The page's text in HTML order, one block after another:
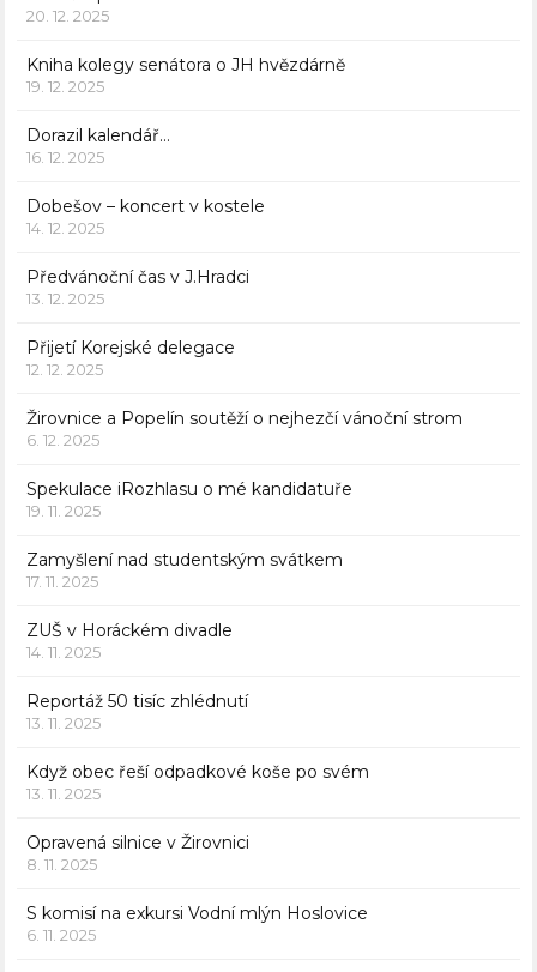
20. 12. 2025
Kniha kolegy senátora o JH hvězdárně
19. 12. 2025
Dorazil kalendář…
16. 12. 2025
Dobešov – koncert v kostele
14. 12. 2025
Předvánoční čas v J.Hradci
13. 12. 2025
Přijetí Korejské delegace
12. 12. 2025
Žirovnice a Popelín soutěží o nejhezčí vánoční strom
6. 12. 2025
Spekulace iRozhlasu o mé kandidatuře
19. 11. 2025
Zamyšlení nad studentským svátkem
17. 11. 2025
ZUŠ v Horáckém divadle
14. 11. 2025
Reportáž 50 tisíc zhlédnutí
13. 11. 2025
Když obec řeší odpadkové koše po svém
13. 11. 2025
Opravená silnice v Žirovnici
8. 11. 2025
S komisí na exkursi Vodní mlýn Hoslovice
6. 11. 2025